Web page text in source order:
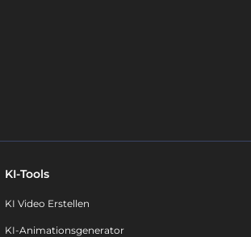
KI-Tools
KI Video Erstellen
KI-Animationsgenerator